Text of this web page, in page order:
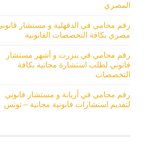
المصري
رقم محامي في الدقهلية و مستشار
مصري بكافة التخصصات القانونية
رقم محامي في بنزرت و أشهر مستشار
قانوني لطلب استشارة مجانية بكافة
التخصصات
رقم محامي في أريانة و مستشار قانوني
لتقديم استشارات قانونية مجانية – تونس